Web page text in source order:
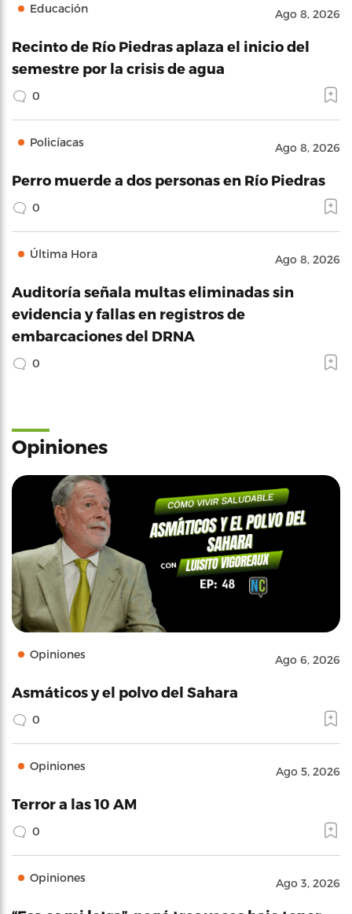
Educación Ago 8, 2026
Recinto de Río Piedras aplaza el inicio del
semestre por la crisis de agua
0
Policíacas Ago 8, 2026
Perro muerde a dos personas en Río Piedras
0
Última Hora Ago 8, 2026
Auditoría señala multas eliminadas sin
evidencia y fallas en registros de
embarcaciones del DRNA
0
Opiniones
Opiniones Ago 6, 2026
Asmáticos y el polvo del Sahara
0
Opiniones Ago 5, 2026
Terror a las 10 AM
0
Opiniones Ago 3, 2026